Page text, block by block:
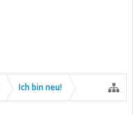
Ich bin neu!